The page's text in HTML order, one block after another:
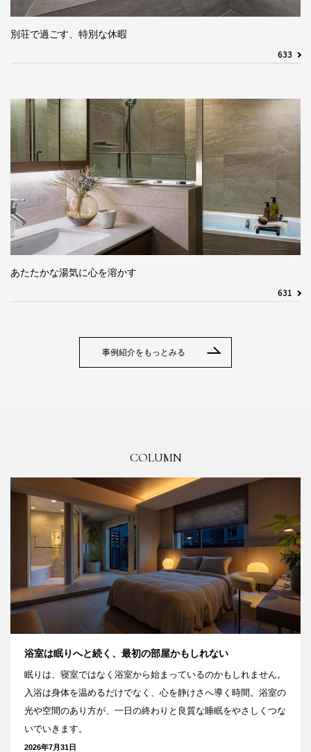
別荘で過ごす、特別な休暇
633
あたたかな湯気に心を溶かす
631
事例紹介をもっとみる
COLUMN
浴室は眠りへと続く、最初の部屋かもしれない
眠りは、寝室ではなく浴室から始まっているのかもしれません。
入浴は身体を温めるだけでなく、心を静けさへ導く時間。浴室の
光や空間のあり方が、一日の終わりと良質な睡眠をやさしくつな
いでいきます。
2026年7月31日